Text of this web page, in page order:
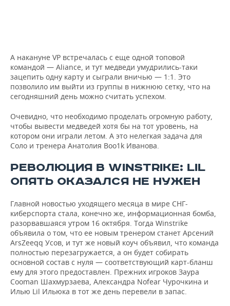
А накануне VP встречалась с еще одной топовой
командой — Aliance, и тут медведи умудрились-таки
зацепить одну карту и сыграли вничью — 1:1. Это
позволило им выйти из группы в нижнюю сетку, что на
сегодняшний день можно считать успехом.
Очевидно, что необходимо проделать огромную работу,
чтобы вывести медведей хотя бы на тот уровень, на
котором они играли летом. А это нелегкая задача для
Соло и тренера Анатолия Boo1k Иванова.
РЕВОЛЮЦИЯ В WINSTRIKE: LIL
ОПЯТЬ ОКАЗАЛСЯ НЕ НУЖЕН
Главной новостью уходящего месяца в мире СНГ-
киберспорта стала, конечно же, информационная бомба,
разорвавшаяся утром 16 октября. Тогда Winstrike
объявила о том, что ее новым тренером станет Арсений
ArsZeeqq Усов, и тут же новый коуч объявил, что команда
полностью перезагружается, а он будет собирать
основной состав с нуля — соответствующий карт-бланш
ему для этого предоставлен. Прежних игроков Заура
Cooman Шахмурзаева, Александра Nofear Чурочкина и
Илью Lil Ильюка в тот же день перевели в запас.